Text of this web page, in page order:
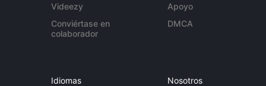
Videezy
Conviértase en
colaborador
Apoyo
DMCA
Idiomas Nosotros